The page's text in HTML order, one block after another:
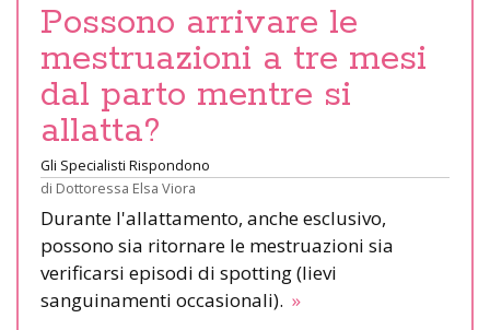
Possono arrivare le
mestruazioni a tre mesi
dal parto mentre si
allatta?
Gli Specialisti Rispondono
di Dottoressa Elsa Viora
Durante l'allattamento, anche esclusivo,
possono sia ritornare le mestruazioni sia
verificarsi episodi di spotting (lievi
sanguinamenti occasionali). »